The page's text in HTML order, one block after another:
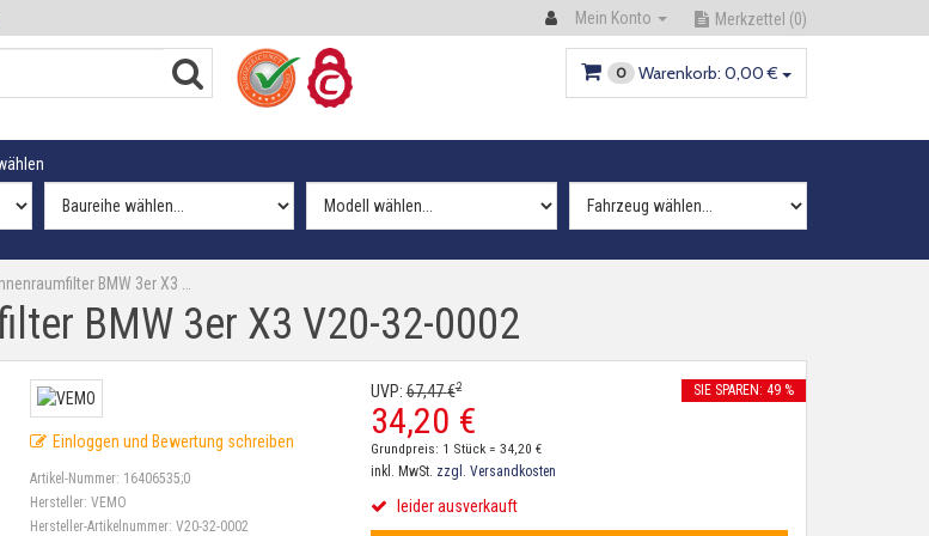
Mein Konto Merkzettel (0)
0 Warenkorb: 0,00 €
BMW 3er X3 …
BMW 3er X3 V20-32-0002
Einloggen und Bewertung schreiben
Artikel-Nummer: 16406535;0
Hersteller:VEMO
Hersteller-Artikelnummer:V20-32-0002
UVP:67,47€2
34,20 €
SIE SPAREN: 49 %
Grundpreis: 1 Stück = 34,20 €
inkl. MwSt. zzgl. Versandkosten
leider ausverkauft